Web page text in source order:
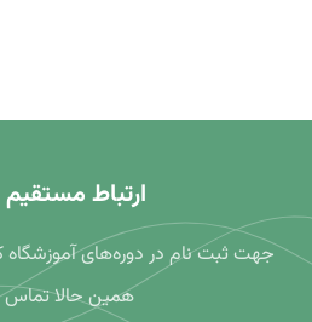
ارتباط مستقیم
جهت ثبت نام در دوره‌های آموزشگاه
همین حالا تماس